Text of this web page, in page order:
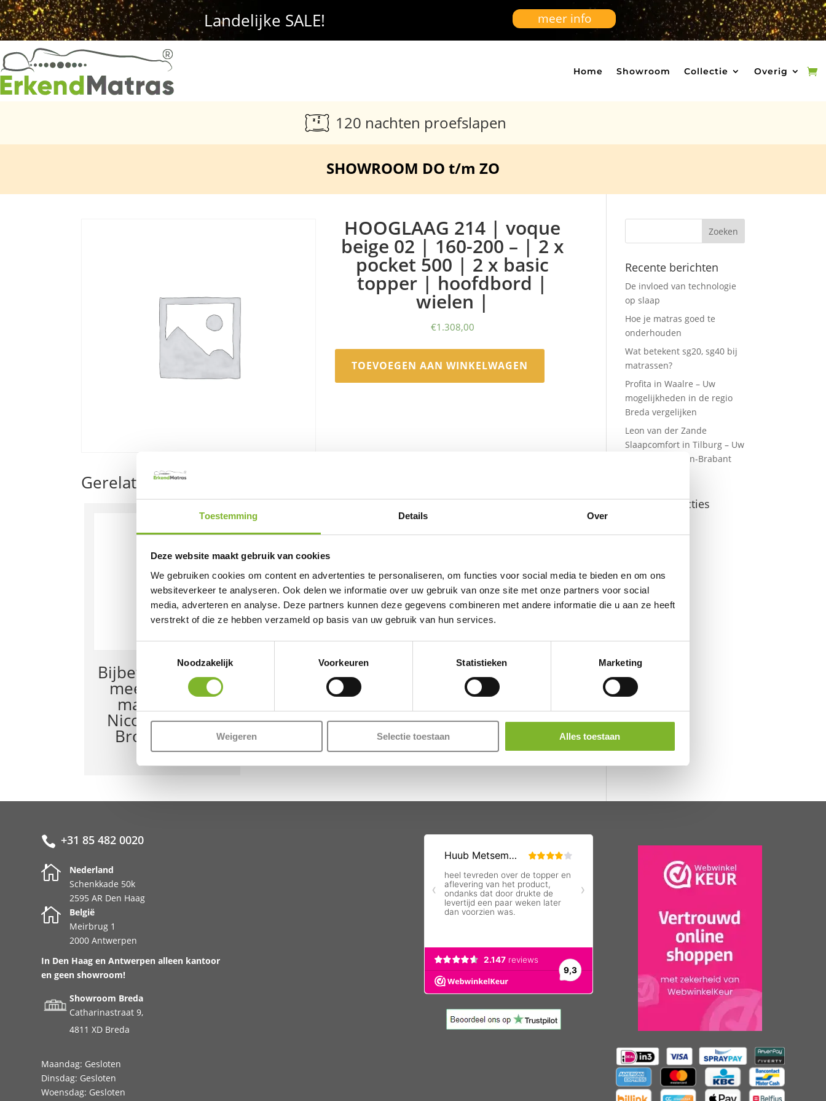
Toestemming Details Over
Deze website maakt gebruik van cookies
We gebruiken cookies om content en advertenties te personaliseren, om functies voor social media te bieden en om ons
websiteverkeer te analyseren. Ook delen we informatie over uw gebruik van onze site met onze partners voor social
media, adverteren en analyse. Deze partners kunnen deze gegevens combineren met andere informatie die u aan ze heeft
verstrekt of die ze hebben verzameld op basis van uw gebruik van hun services.
Noodzakelijk
Voorkeuren Statistieken Marketing
Weigeren Selectie toestaan Alles toestaan
Landelijke SALE! meer info
Home Showroom Collectie Overig
120 nachten proefslapen
SHOWROOM DO t/m ZO
HOOGLAAG 214 | voque
beige 02 | 160-200 – | 2 x
pocket 500 | 2 x basic
topper | hoofdbord |
wielen |
€1.308,00
TOEVOEGEN AAN WINKELWAGEN
Gerelateerde producten
Bijbetaling €100,-
meestoffering
matrassen –
Nicole van den
Broek 60921
Order S. De
Kuiper
€1.175,00
Meestoffering
Matrassen €100,- /
Jacqueline Albregt
60500
Recente berichten
De invloed van technologie
op slaap
Hoe je matras goed te
onderhouden
Wat betekent sg20, sg40 bij
matrassen?
Profita in Waalre – Uw
mogelijkheden in de regio
Breda vergelijken
Leon van der Zande
Slaapcomfort in Tilburg – Uw
opties in Midden-Brabant
Recente reacties
 +31 85 482 0020

Nederland
Schenkkade 50k
2595 AR Den Haag

België
Meirbrug 1
2000 Antwerpen
In Den Haag en Antwerpen alleen kantoor
en geen showroom!
Showroom Breda
Catharinastraat 9,
4811 XD Breda
Maandag: Gesloten
Dinsdag: Gesloten
Woensdag: Gesloten